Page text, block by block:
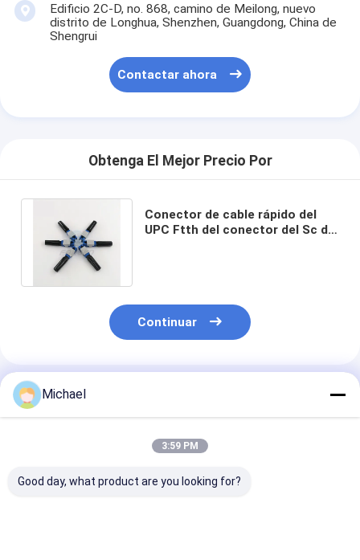
Edificio 2C-D, no. 868, camino de Meilong, nuevo
distrito de Longhua, Shenzhen, Guangdong, China de
Shengrui
Contactar ahora
Obtenga El Mejor Precio Por
Conector de cable rápido del
UPC Ftth del conector del Sc del
Continuar
Productos Recomendados
Michael
3:59 PM
Good day, what product are you looking for?